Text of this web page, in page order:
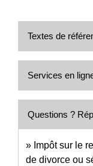
Textes de
Services en
Questions ?
Impôt sur le
de divorce ou